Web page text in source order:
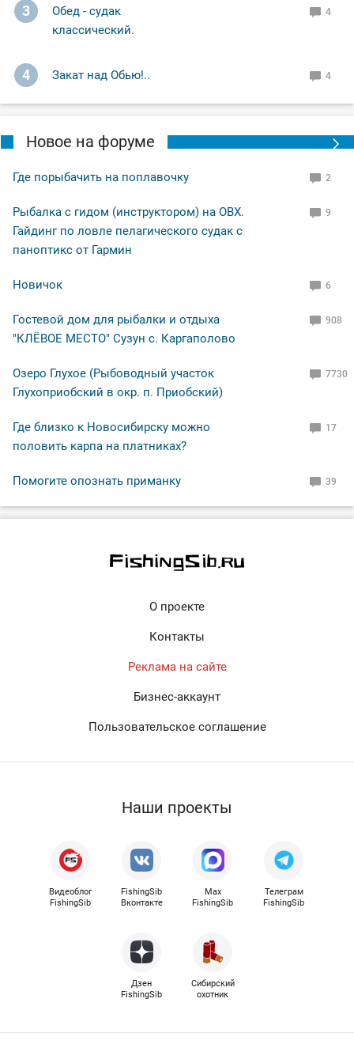
Поймал 5 штук, один сошёл, ну и хорошо. Активность
по времени минут пятнадцать, затем будто там язя и
По уровню воды всё путём, особых спадов и скачков
не наблюдал. Малёк в изобилии, плавает вольготно.
Рыбакам, НХНЧ и рыбацких дней!
3
Обед - судак
классический.
4
4 Закат над Обью!.. 4
Новое на форуме
Где порыбачить на поплавочку 2
Рыбалка с гидом (инструктором) на ОВХ.
Гайдинг по ловле пелагического судак с
паноптикс от Гармин
9
Новичок 6
Гостевой дом для рыбалки и отдыха
"КЛЁВОЕ МЕСТО" Сузун с. Каргаполово
908
Озеро Глухое (Рыбоводный участок
Глухоприобский в окр. п. Приобский)
7730
Где близко к Новосибирску можно
половить карпа на платниках?
17
Помогите опознать приманку 39
О проекте
Контакты
Реклама на сайте
Бизнес-аккаунт
Пользовательское соглашение
Наши проекты
Видеоблог
FishingSib
FishingSib
Вконтакте
Max
FishingSib
Телеграм
FishingSib
Дзен
FishingSib
Сибирский
охотник